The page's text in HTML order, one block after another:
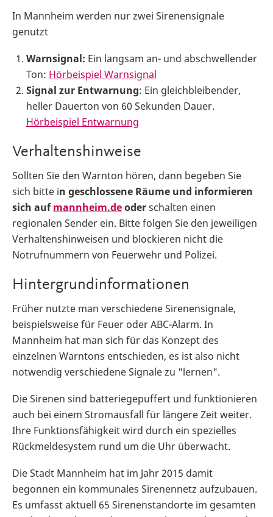
In Mannheim werden nur zwei Sirenensignale
genutzt
Warnsignal: Ein langsam an- und abschwellender
Ton: Hörbeispiel Warnsignal
Signal zur Entwarnung: Ein gleichbleibender,
heller Dauerton von 60 Sekunden Dauer.
Hörbeispiel Entwarnung
Verhaltenshinweise
Sollten Sie den Warnton hören, dann begeben Sie
sich bitte in geschlossene Räume und informieren
sich aufmannheim.deoderschalten einen
regionalen Sender ein. Bitte folgen Sie den jeweiligen
Verhaltenshinweisen und blockieren nicht die
Notrufnummern von Feuerwehr und Polizei.
Hintergrundinformationen
Früher nutzte man verschiedene Sirenensignale,
beispielsweise für Feuer oder ABC-Alarm. In
Mannheim hat man sich für das Konzept des
einzelnen Warntons entschieden, es ist also nicht
notwendig verschiedene Signale zu "lernen".
Die Sirenen sind batteriegepuffert und funktionieren
auch bei einem Stromausfall für längere Zeit weiter.
Ihre Funktionsfähigkeit wird durch ein spezielles
Rückmeldesystem rund um die Uhr überwacht.
Die Stadt Mannheim hat im Jahr 2015 damit
begonnen ein kommunales Sirenennetz aufzubauen.
Es umfasst aktuell 65 Sirenenstandorte im gesamten